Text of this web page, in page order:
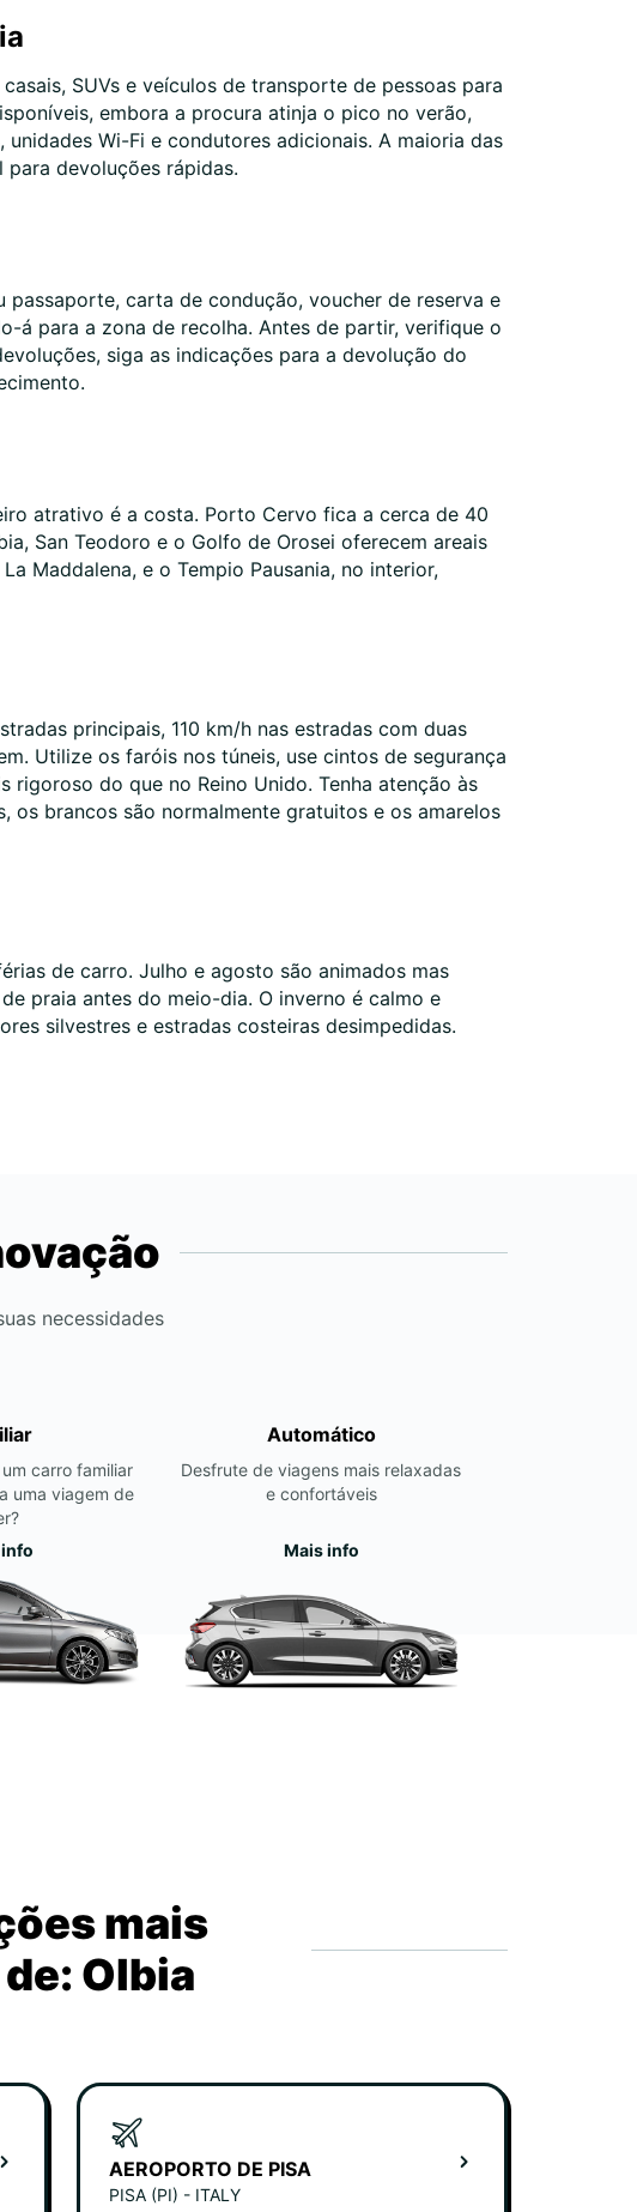
SUVs e veículos de transporte de pessoas para
embora a procura atinja o pico no verão,
Wi-Fi e condutores adicionais. A maioria das
devoluções rápidas.
passaporte, carta de condução, voucher de reserva e
á para a zona de recolha. Antes de partir, verifique o
siga as indicações para a devolução do
atrativo é a costa. Porto Cervo fica a cerca de 40
San Teodoro e o Golfo de Orosei oferecem areais
Maddalena, e o Tempio Pausania, no interior,
principais, 110 km/h nas estradas com duas
Utilize os faróis nos túneis, use cintos de segurança
do que no Reino Unido. Tenha atenção às
os brancos são normalmente gratuitos e os amarelos
de carro. Julho e agosto são animados mas
praia antes do meio-dia. O inverno é calmo e
silvestres e estradas costeiras desimpedidas.
necessidades
carro familiar
uma viagem de
Automático
Desfrute de viagens mais relaxadas
e confortáveis
Mais info
mais
Olbia
AEROPORTO DE PISA
PISA (PI) - ITALY